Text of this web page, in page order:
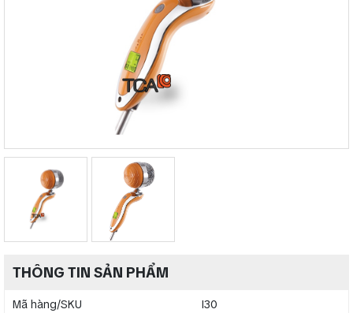
THÔNG TIN SẢN PHẨM
Mã hàng/SKU I30